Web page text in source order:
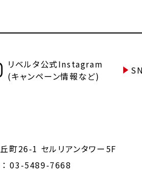
リベルタ公式Instagram
(キャンペーン情報など)
町26-1 セルリアンタワー5F
： 03-5489-7668